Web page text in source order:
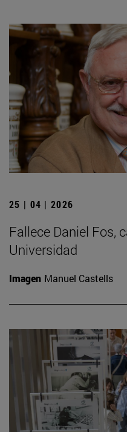
25 | 04 | 2026
Fallece Daniel Fos,
Universidad
Imagen Manuel Castells